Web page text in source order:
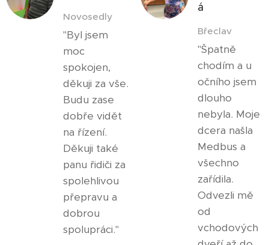
Novosedly
"Byl jsem
moc
spokojen,
děkuji za vše.
Budu zase
dobře vidět
na řízení.
Děkuji také
panu řidiči za
spolehlivou
přepravu a
dobrou
spolupráci."
á
Břeclav
"Špatně
chodím a u
očního jsem
dlouho
nebyla. Moje
dcera našla
Medbus a
všechno
zařídila.
Odvezli mě
od
vchodových